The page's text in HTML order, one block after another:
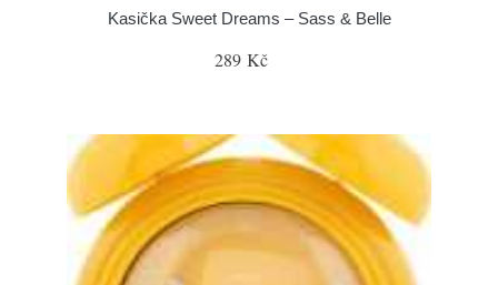
Kasička Sweet Dreams – Sass & Belle
289 Kč